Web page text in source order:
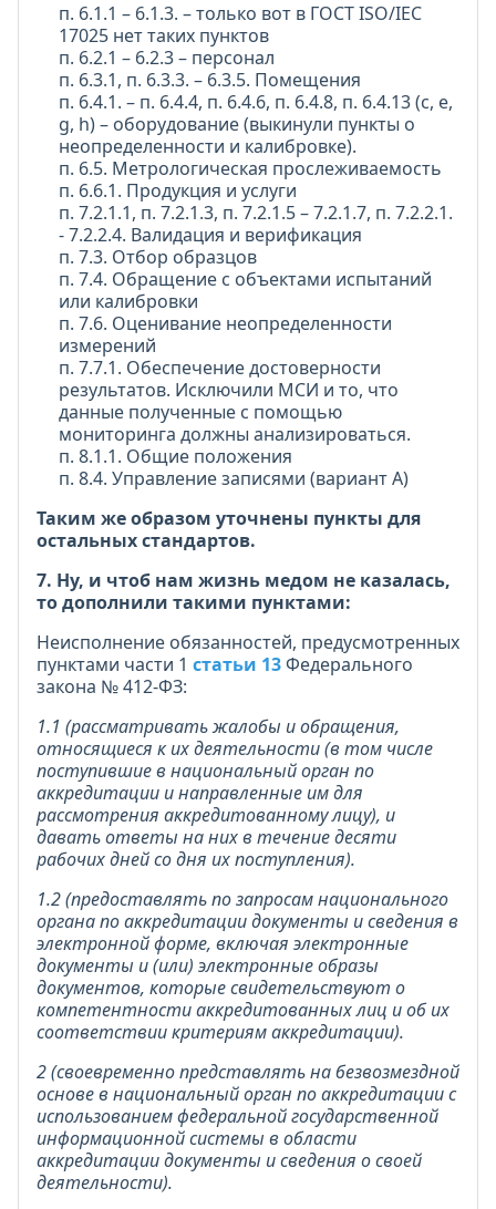
п. 6.1.1 – 6.1.3. – только вот в ГОСТ ISO/IEC
17025 нет таких пунктов
п. 6.2.1 – 6.2.3 – персонал
п. 6.3.1, п. 6.3.3. – 6.3.5. Помещения
п. 6.4.1. – п. 6.4.4, п. 6.4.6, п. 6.4.8, п. 6.4.13 (c, e,
g, h) – оборудование (выкинули пункты о
неопределенности и калибровке).
п. 6.5. Метрологическая прослеживаемость
п. 6.6.1. Продукция и услуги
п. 7.2.1.1, п. 7.2.1.3, п. 7.2.1.5 – 7.2.1.7, п. 7.2.2.1.
- 7.2.2.4. Валидация и верификация
п. 7.3. Отбор образцов
п. 7.4. Обращение с объектами испытаний
или калибровки
п. 7.6. Оценивание неопределенности
измерений
п. 7.7.1. Обеспечение достоверности
результатов. Исключили МСИ и то, что
данные полученные с помощью
мониторинга должны анализироваться.
п. 8.1.1. Общие положения
п. 8.4. Управление записями (вариант А)
Таким же образом уточнены пункты для
остальных стандартов.
7. Ну, и чтоб нам жизнь медом не казалась,
то дополнили такими пунктами:
Неисполнение обязанностей, предусмотренных
пунктами части 1 статьи 13Федерального
закона № 412-ФЗ:
1.1 (рассматривать жалобы и обращения,
относящиеся к их деятельности (в том числе
поступившие в национальный орган по
аккредитации и направленные им для
рассмотрения аккредитованному лицу), и
давать ответы на них в течение десяти
рабочих дней со дня их поступления).
1.2 (предоставлять по запросам национального
органа по аккредитации документы и сведения в
электронной форме, включая электронные
документы и (или) электронные образы
документов, которые свидетельствуют о
компетентности аккредитованных лиц и об их
соответствии критериям аккредитации).
2 (своевременно представлять на безвозмездной
основе в национальный орган по аккредитации с
использованием федеральной государственной
информационной системы в области
аккредитации документы и сведения о своей
деятельности).